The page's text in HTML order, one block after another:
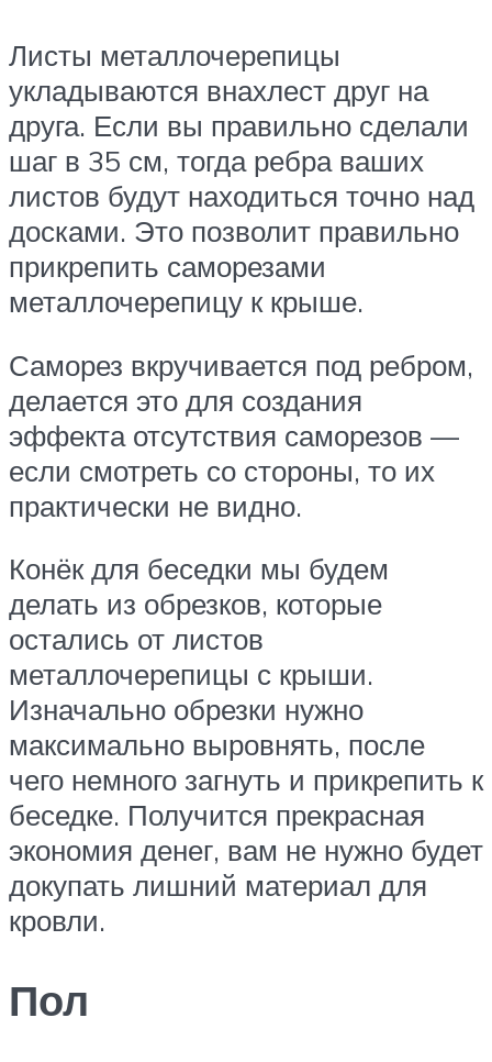
Листы металлочерепицы
укладываются внахлест друг на
друга. Если вы правильно сделали
шаг в 35 см, тогда ребра ваших
листов будут находиться точно над
досками. Это позволит правильно
прикрепить саморезами
металлочерепицу к крыше.
Саморез вкручивается под ребром,
делается это для создания
эффекта отсутствия саморезов —
если смотреть со стороны, то их
практически не видно.
Конёк для беседки мы будем
делать из обрезков, которые
остались от листов
металлочерепицы с крыши.
Изначально обрезки нужно
максимально выровнять, после
чего немного загнуть и прикрепить к
беседке. Получится прекрасная
экономия денег, вам не нужно будет
докупать лишний материал для
кровли.
Пол